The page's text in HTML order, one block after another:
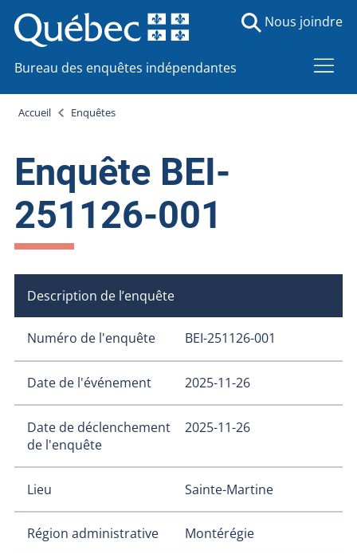
Bureau des enquêtes indépendantes
Nous joindre
Accueil Enquêtes
Enquête BEI-
251126-001
Description de l’enquête
Numéro de l'enquête BEI-251126-001
Date de l'événement 2025-11-26
Date de déclenchement
de l'enquête
2025-11-26
Lieu Sainte-Martine
Région administrative Montérégie